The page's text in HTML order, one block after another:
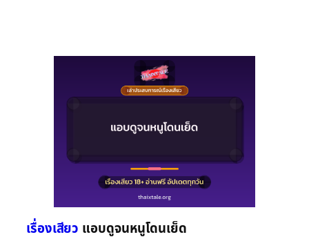
เรื่องเสียว แอบดูจนหนูโดนเย็ด